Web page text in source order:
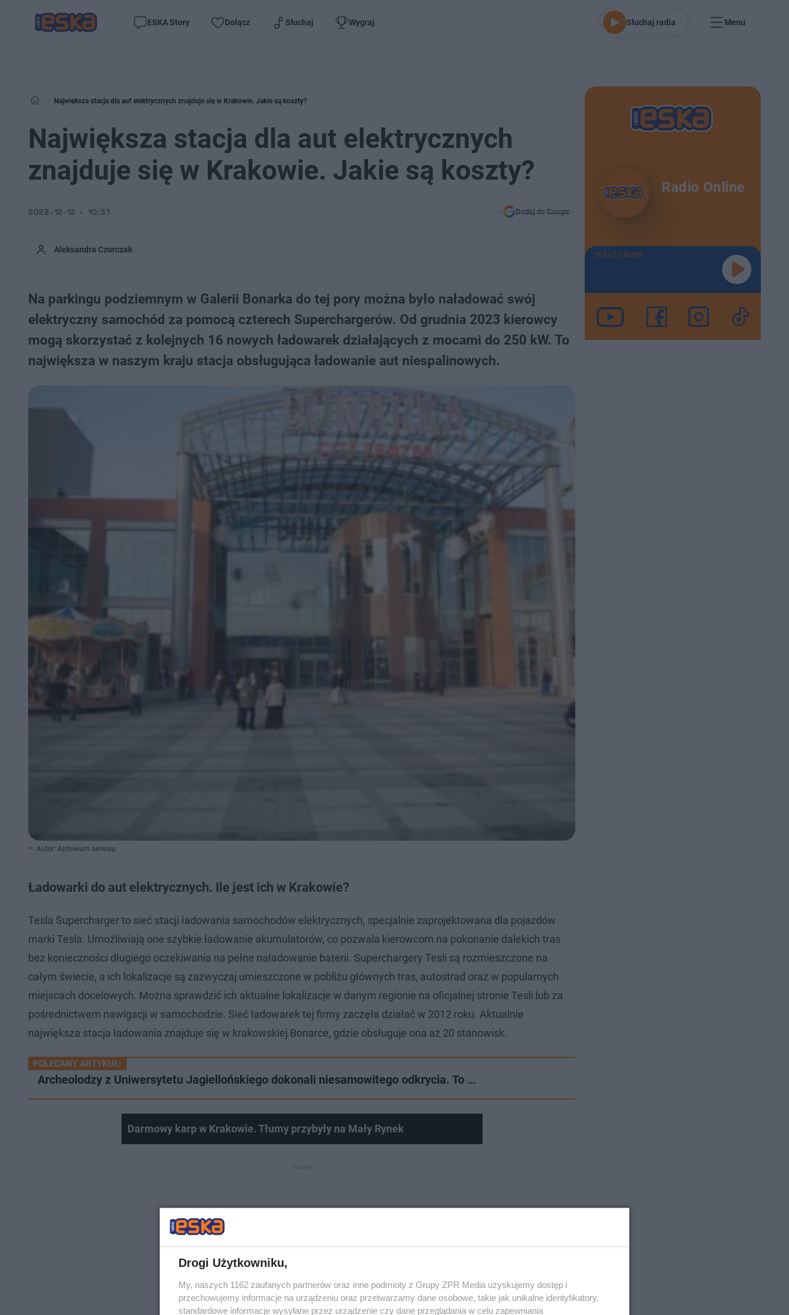
ESKA Story Dołącz Słuchaj Wygraj Słuchaj radia Menu
Największa stacja dla aut elektrycznych znajduje się w Krakowie. Jakie są koszty?
Największa stacja dla aut elektrycznych
znajduje się w Krakowie. Jakie są koszty?
Aleksandra Czurczak
2023-12-12 10:31 Dodaj do Google
Na parkingu podziemnym w Galerii Bonarka do tej pory można było naładować swój
elektryczny samochód za pomocą czterech Superchargerów. Od grudnia 2023 kierowcy
mogą skorzystać z kolejnych 16 nowych ładowarek działających z mocami do 250 kW. To
największa w naszym kraju stacja obsługująca ładowanie aut niespalinowych.
Autor: Archiwum serwisu
Ładowarki do aut elektrycznych. Ile jest ich w Krakowie?
Tesla Supercharger to sieć stacji ładowania samochodów elektrycznych, specjalnie zaprojektowana dla pojazdów
marki Tesla. Umożliwiają one szybkie ładowanie akumulatorów, co pozwala kierowcom na pokonanie dalekich tras
bez konieczności długiego oczekiwania na pełne naładowanie baterii. Superchargery Tesli są rozmieszczone na
całym świecie, a ich lokalizacje są zazwyczaj umieszczone w pobliżu głównych tras, autostrad oraz w popularnych
miejscach docelowych. Można sprawdzić ich aktualne lokalizacje w danym regionie na oficjalnej stronie Tesli lub za
pośrednictwem nawigacji w samochodzie. Sieć ładowarek tej firmy zaczęła działać w 2012 roku. Aktualnie
największa stacja ładowania znajduje się w krakowskiej Bonarce, gdzie obsługuje ona aż 20 stanowisk.
POLECANY ARTYKUŁ:
Archeolodzy z Uniwersytetu Jagiellońskiego dokonali niesamowitego odkrycia. To …
Darmowy karp w Krakowie. Tłumy przybyły na Mały Rynek
Radio Online
TERAZ GRAMY
Drogi Użytkowniku,
My, naszych 1162 zaufanych partnerów oraz inne podmioty z Grupy ZPR Media uzyskujemy dostęp i
przechowujemy informacje na urządzeniu oraz przetwarzamy dane osobowe, takie jak unikalne identyfikatory,
standardowe informacje wysyłane przez urządzenie czy dane przeglądania w celu zapewniania